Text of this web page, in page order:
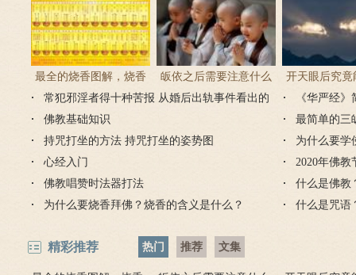
最全的烧香图解，烧香
有何含义与讲究？
皈依之后需要注意什么
吗 皈依佛门后的注意事
开天眼后究竟
么？
常犯邪淫者得十种苦报 从婚后出轨事件看出的
因果报应
《华严经
佛教基础知识
最简单的三
持咒打坐的方法 持咒打坐的姿势图
为什么要学
心经入门
2020年佛教
佛教唱赞时法器打法
什么是佛教
为什么要烧香拜佛？烧香的含义是什么？
什么是咒语
精彩推荐 热门 推荐 文集